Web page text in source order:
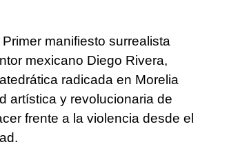
manifiesto surrealista
mexicano Diego Rivera,
radicada en Morelia
artística y revolucionaria de
frente a la violencia desde el